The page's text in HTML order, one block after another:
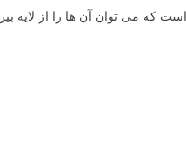
که می توان آن ها را از لایه